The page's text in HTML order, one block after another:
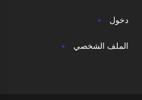
دخول
الملف الشخصي